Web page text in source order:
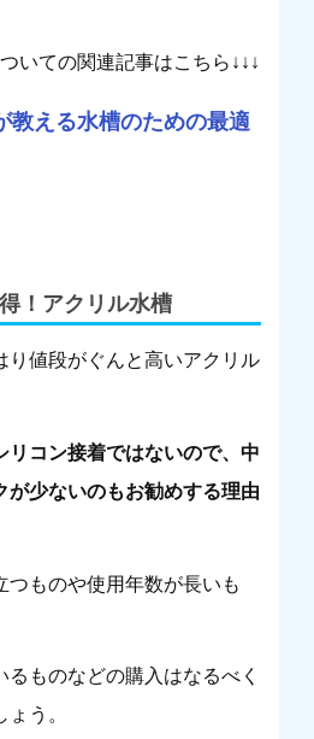
いての関連記事はこちら↓↓↓
える水槽のための最適
！アクリル水槽
り値段がぐんと高いアクリル
リコン接着ではないので、中
が少ないのもお勧めする理由
つものや使用年数が長いも
ものなどの購入はなるべく
う。